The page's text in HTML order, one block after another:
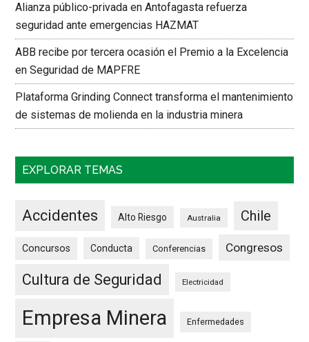
Alianza público-privada en Antofagasta refuerza
seguridad ante emergencias HAZMAT
ABB recibe por tercera ocasión el Premio a la Excelencia
en Seguridad de MAPFRE
Plataforma Grinding Connect transforma el mantenimiento
de sistemas de molienda en la industria minera
EXPLORAR TEMAS
Accidentes Alto Riesgo Australia Chile
Concursos Conducta Conferencias Congresos
Cultura de Seguridad Electricidad
Empresa Minera Enfermedades